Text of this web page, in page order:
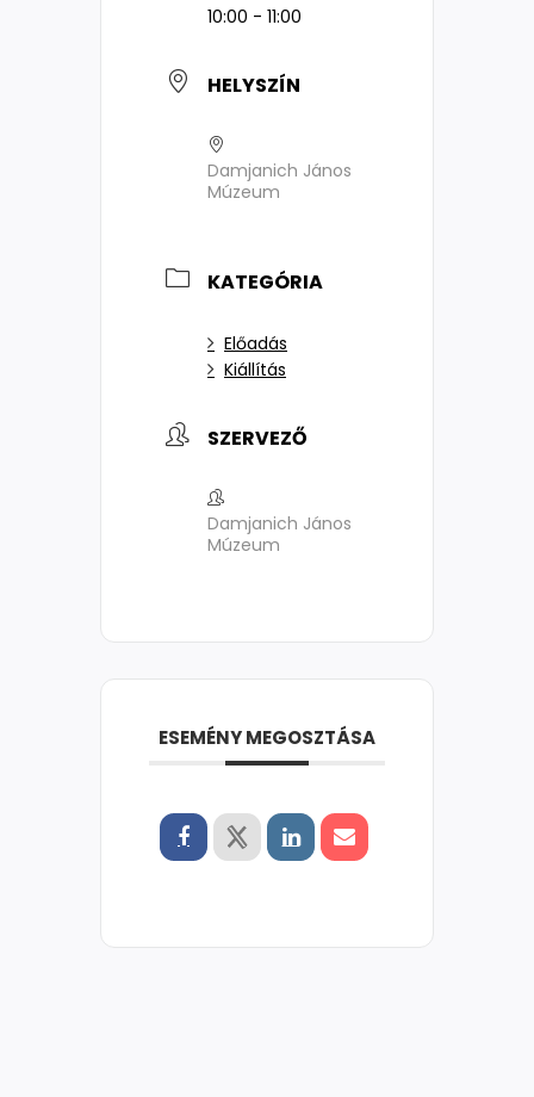
10:00 - 11:00
HELYSZÍN
Damjanich János
Múzeum
KATEGÓRIA
Előadás
Kiállítás
SZERVEZŐ
Damjanich János
Múzeum
ESEMÉNY MEGOSZTÁSA